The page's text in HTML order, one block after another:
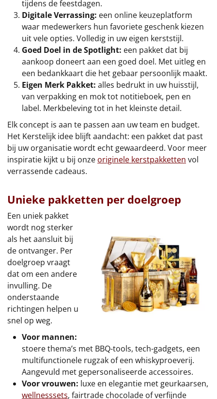
Particulier
Kerstgeschenken 2026
Relatiegeschenken
Cadeaubon
Per stuk
Alle overige
tijdens de feestdagen.
Digitale Verrassing: een online keuzeplatform
waar medewerkers hun favoriete geschenk kiezen
uit vele opties. Volledig in uw eigen kerststijl.
Goed Doel in de Spotlight: een pakket dat bij
aankoop doneert aan een goed doel. Met uitleg en
een bedankkaart die het gebaar persoonlijk maakt.
Eigen Merk Pakket: alles bedrukt in uw huisstijl,
van verpakking en mok tot notitieboek, pen en
label. Merkbeleving tot in het kleinste detail.
Elk concept is aan te passen aan uw team en budget.
Het Kerstelijk idee blijft aandacht: een pakket dat past
bij uw organisatie wordt echt gewaardeerd. Voor meer
inspiratie kijkt u bij onze originele kerstpakketten vol
verrassende cadeaus.
Unieke pakketten per doelgroep
Een uniek pakket
wordt nog sterker
als het aansluit bij
de ontvanger. Per
doelgroep vraagt
dat om een andere
invulling. De
onderstaande
richtingen helpen u
snel op weg.
Voor mannen:
stoere thema’s met BBQ-tools, tech-gadgets, een
multifunctionele rugzak of een whiskyproeverij.
Aangevuld met gepersonaliseerde accessoires.
Voor vrouwen: luxe en elegantie met geurkaarsen,
wellnesssets, fairtrade chocolade of verfijnde